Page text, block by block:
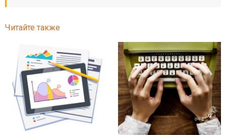
Читайте также